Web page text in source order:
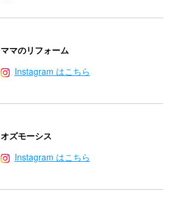
ママのリフォーム
Instagram はこちら
オズモーシス
Instagram はこちら